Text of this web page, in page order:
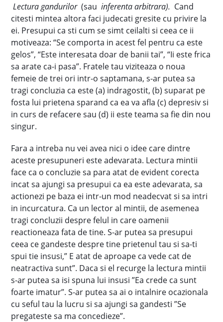
Lectura gandurilor (sau inferenta arbitrara). Cand
citesti mintea altora faci judecati gresite cu privire la
ei. Presupui ca sti cum se simt ceilalti si ceea ce ii
motiveaza: “Se comporta in acest fel pentru ca este
gelos”, “Este interesata doar de banii tai”, “Ii este frica
sa arate ca-i pasa”. Fratele tau viziteaza o noua
femeie de trei ori intr-o saptamana, s-ar putea sa
tragi concluzia ca este (a) indragostit, (b) suparat pe
fosta lui prietena sparand ca ea va afla (c) depresiv si
in curs de refacere sau (d) ii este teama sa fie din nou
singur.
Fara a intreba nu vei avea nici o idee care dintre
aceste presupuneri este adevarata. Lectura mintii
face ca o concluzie sa para atat de evident corecta
incat sa ajungi sa presupui ca ea este adevarata, sa
actionezi pe baza ei intr-un mod neadecvat si sa intri
in incurcatura. Ca un lector al mintii, de asemenea
tragi concluzii despre felul in care oamenii
reactioneaza fata de tine. S-ar putea sa presupui
ceea ce gandeste despre tine prietenul tau si sa-ti
spui tie insusi,” E atat de aproape ca vede cat de
neatractiva sunt”. Daca si el recurge la lectura mintii
s-ar putea sa isi spuna lui insusi ”Ea crede ca sunt
foarte imatur”. S-ar putea sa ai o intalnire ocazionala
cu seful tau la lucru si sa ajungi sa gandesti ”Se
pregateste sa ma concedieze”.